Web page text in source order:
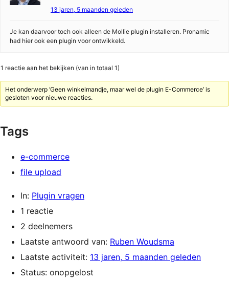
13 jaren, 5 maanden geleden
Je kan daarvoor toch ook alleen de Mollie plugin installeren. Pronamic
had hier ook een plugin voor ontwikkeld.
1 reactie aan het bekijken (van in totaal 1)
Het onderwerp ‘Geen winkelmandje, maar wel de plugin E-Commerce’ is
gesloten voor nieuwe reacties.
Tags
e-commerce
file upload
In: Plugin vragen
1 reactie
2 deelnemers
Laatste antwoord van: Ruben Woudsma
Laatste activiteit: 13 jaren, 5 maanden geleden
Status: onopgelost